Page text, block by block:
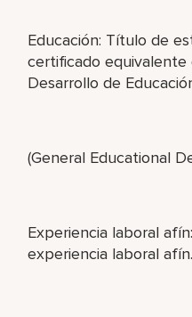
Educación: Título de
certificado equivalente
Desarrollo de
(General Educational
Experiencia laboral
experiencia laboral afín.